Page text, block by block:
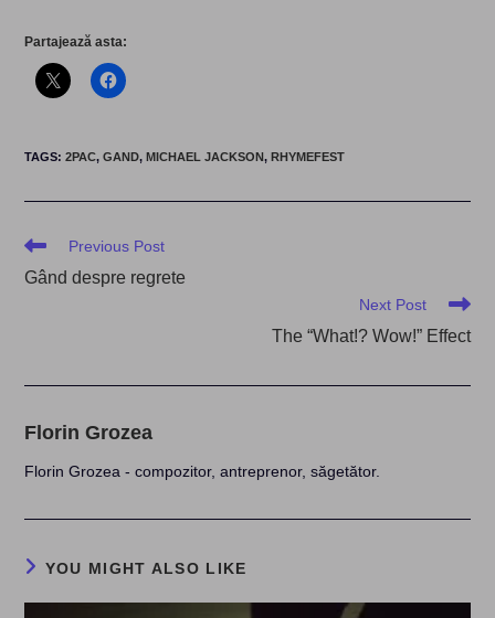
Partajează asta:
TAGS:2PAC, GAND, MICHAEL JACKSON, RHYMEFEST
Read
articles
Previous Post
Gând despre regrete
Next Post
The “What!? Wow!” Effect
Florin Grozea
Florin Grozea - compozitor, antreprenor, săgetător.
YOU MIGHT ALSO LIKE